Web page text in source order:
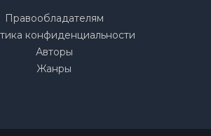
Правообладателям
конфиденциальности
Авторы
Жанры